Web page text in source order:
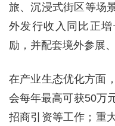
旅、沉浸式街区等场
外发行收入同比正
励，并配套境外参展
在产业生态优化方面
会每年最高可获50万
招商引资等工作；重